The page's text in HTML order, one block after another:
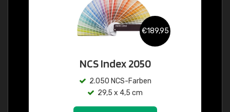
€189,95
NCS Index 2050
2.050 NCS-Farben
29,5 x 4,5 cm